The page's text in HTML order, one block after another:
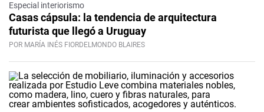
Especial interiorismo
Casas cápsula: la tendencia de arquitectura
futurista que llegó a Uruguay
POR MARÍA INÉS FIORDELMONDO BLAIRES